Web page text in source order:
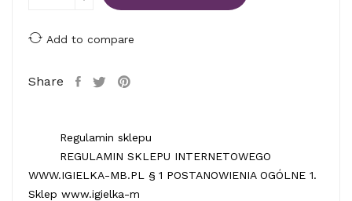
Add to compare
Share
Regulamin sklepu
REGULAMIN SKLEPU INTERNETOWEGO
WWW.IGIELKA-MB.PL § 1 POSTANOWIENIA OGÓLNE 1.
Sklep www.igielka-m